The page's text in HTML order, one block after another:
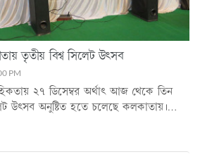
তৃতীয় বিশ্ব সিলেট উৎসব
PM
২৭ ডিসেম্বর অর্থাৎ আজ থেকে তিন
উৎসব অনুষ্টিত হতে চলেছে কলকাতায়।
২৫ বছর পূর্তি উপলক্ষে দক্ষিণ
স্কুল প্রাঙ্গণে বিশ্ব সিলেট উৎসবে ভারত,
দেশে বসবাসকারী সিলেটীরা অংশ নেবেন।